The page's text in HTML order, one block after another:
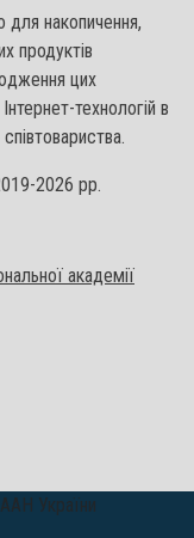
для накопичення,
продуктів
цих
технологій в
2026 рр.
академії
України